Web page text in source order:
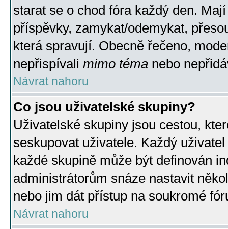
starat se o chod fóra každý den.
příspěvky, zamykat/odemykat,
která spravují. Obecně řečeno,
nepřispívali mimo téma nebo
Návrat nahoru
Co jsou uživatelské skupiny?
Uživatelské skupiny jsou cestou,
seskupovat uživatele. Každý
každé skupině může být definován
administrátorům snáze nastavit
nebo jim dát přístup na soukromé
Návrat nahoru